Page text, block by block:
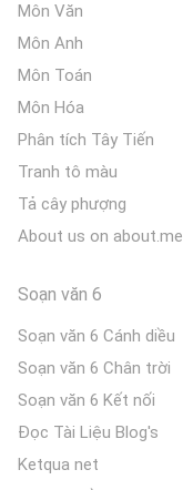
Môn Văn
Môn Anh
Môn Toán
Môn Hóa
Phân tích Tây Tiến
Tranh tô màu
Tả cây phượng
About us on about.me
Soạn văn 6
Soạn văn 6 Cánh diều
Soạn văn 6 Chân trời
Soạn văn 6 Kết nối
Đọc Tài Liệu Blog's
Ketqua net